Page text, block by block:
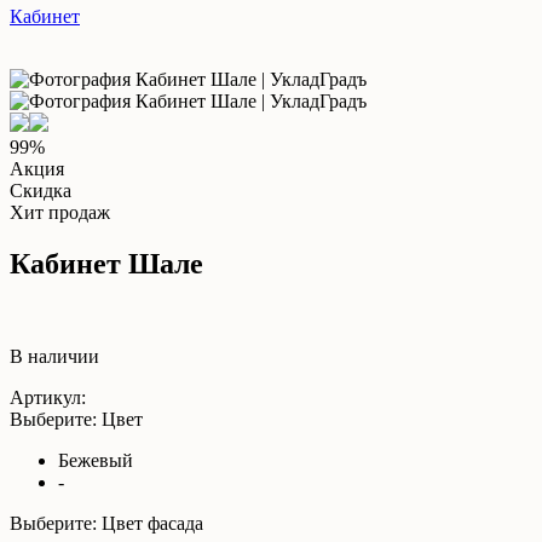
Кабинет
99%
Акция
Скидка
Хит продаж
Кабинет Шале
В наличии
Артикул:
Выберите: Цвет
Бежевый
-
Выберите: Цвет фасада